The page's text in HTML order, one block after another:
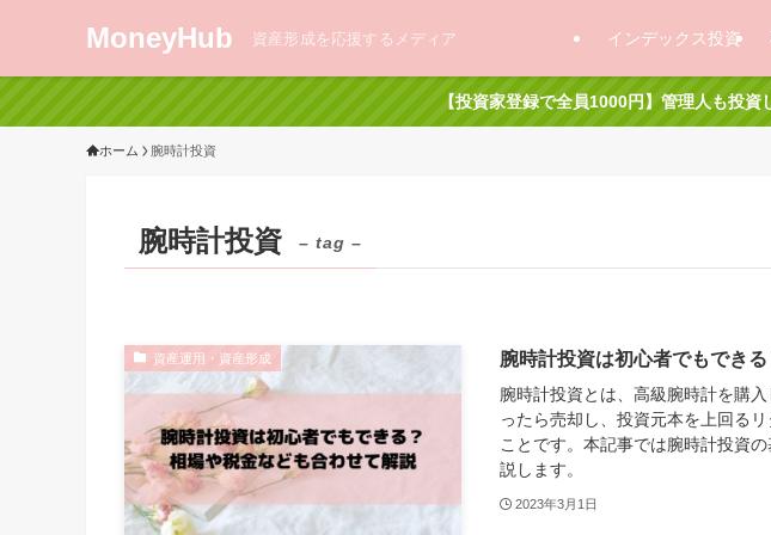
MoneyHub 資産形成を応援するメディア インデックス投資
【投資家登録で全員1000円】管理人も投
ホーム 腕時計投資
腕時計投資 – tag –
資産運用・資産形成 腕時計投資は初心者でもでき
腕時計投資とは、高級腕時計を購
ったら売却し、投資元本を上回る
ことです。本記事では腕時計投資
説します。
2023年3月1日